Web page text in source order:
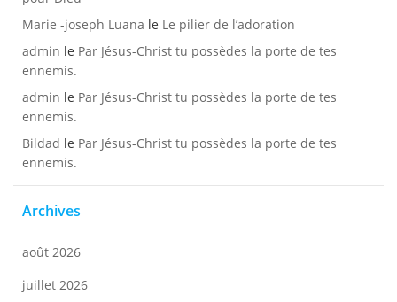
Marie -joseph Luana le Le pilier de l’adoration
admin le Par Jésus-Christ tu possèdes la porte de tes
ennemis.
admin le Par Jésus-Christ tu possèdes la porte de tes
ennemis.
Bildad le Par Jésus-Christ tu possèdes la porte de tes
ennemis.
Archives
août 2026
juillet 2026